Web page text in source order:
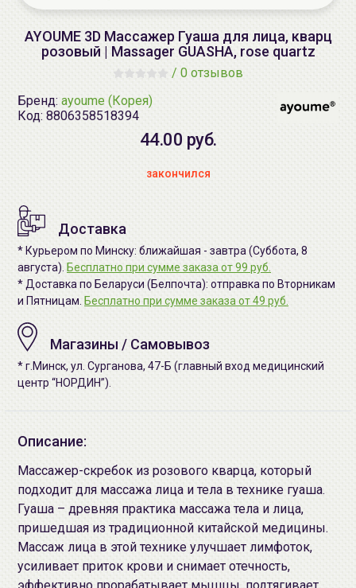
AYOUME 3D Массажер Гуаша для лица, кварц
розовый | Massager GUASHA, rose quartz
/ 0 отзывов
Бренд: ayoume (Корея)
Код: 8806358518394
44.00 руб.
закончился
Доставка
* Курьером по Минску: ближайшая - завтра (Суббота, 8
августа). Бесплатно при сумме заказа от 99 руб.
* Доставка по Беларуси (Белпочта): отправка по Вторникам
и Пятницам. Бесплатно при сумме заказа от 49 руб.
Магазины / Самовывоз
* г.Минск, ул. Сурганова, 47-Б (главный вход медицинский
центр “НОРДИН”).
Описание:
Массажер-скребок из розового кварца, который
подходит для массажа лица и тела в технике гуаша.
Гуаша – древняя практика массажа тела и лица,
пришедшая из традиционной китайской медицины.
Массаж лица в этой технике улучшает лимфоток,
усиливает приток крови и снимает отечность,